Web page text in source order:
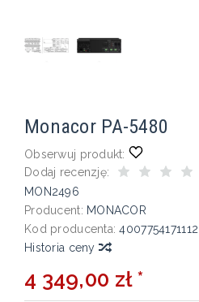
Monacor PA-5480
Obserwuj produkt:
Dodaj recenzję:
MON2496
Producent: MONACOR
Kod producenta: 4007754171112
Historia ceny
4 349,00 zł *